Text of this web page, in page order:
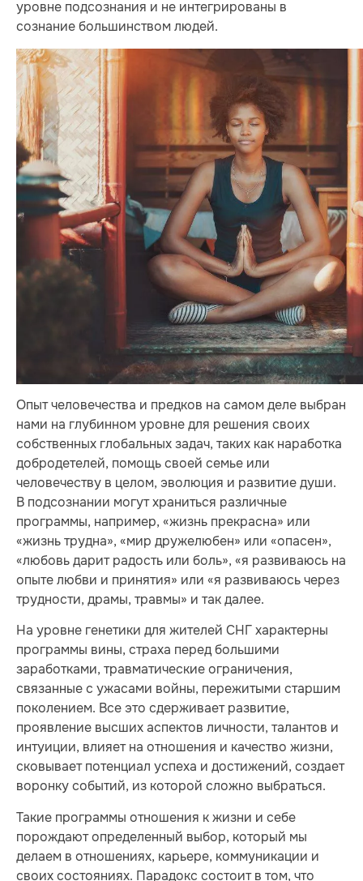
уровне подсознания и не интегрированы в
сознание большинством людей.
Опыт человечества и предков на самом деле выбран
нами на глубинном уровне для решения своих
собственных глобальных задач, таких как наработка
добродетелей, помощь своей семье или
человечеству в целом, эволюция и развитие души.
В подсознании могут храниться различные
программы, например, «жизнь прекрасна» или
«жизнь трудна», «мир дружелюбен» или «опасен»,
«любовь дарит радость или боль», «я развиваюсь на
опыте любви и принятия» или «я развиваюсь через
трудности, драмы, травмы» и так далее.
На уровне генетики для жителей СНГ характерны
программы вины, страха перед большими
заработками, травматические ограничения,
связанные с ужасами войны, пережитыми старшим
поколением. Все это сдерживает развитие,
проявление высших аспектов личности, талантов и
интуиции, влияет на отношения и качество жизни,
сковывает потенциал успеха и достижений, создает
воронку событий, из которой сложно выбраться.
Такие программы отношения к жизни и себе
порождают определенный выбор, который мы
делаем в отношениях, карьере, коммуникации и
своих состояниях. Парадокс состоит в том, что